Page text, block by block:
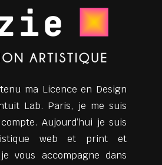
ma Licence en Design
Lab. Paris, je me suis
Aujourd’hui je suis
web et print et
vous accompagne dans